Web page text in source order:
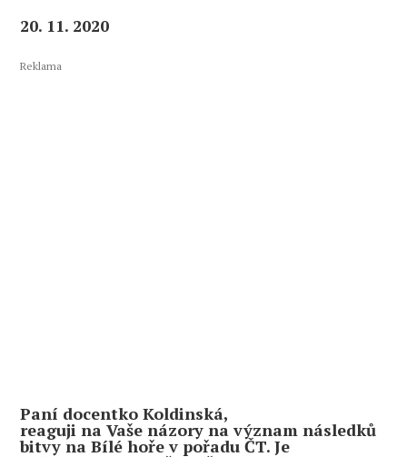
20. 11. 2020
Reklama
Paní docentko Koldinská,
reaguji na Vaše názory na význam následků
bitvy na Bílé hoře v pořadu ČT. Je